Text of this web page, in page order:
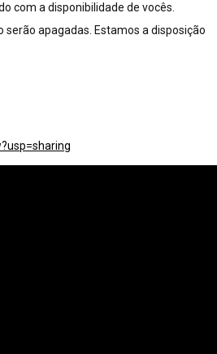
com a disponibilidade de vocês.
apagadas. Estamos a disposição